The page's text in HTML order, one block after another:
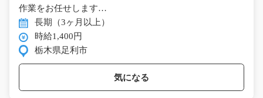
作業をお任せします…
長期（3ヶ月以上）
時給1,400円
栃木県足利市
気になる